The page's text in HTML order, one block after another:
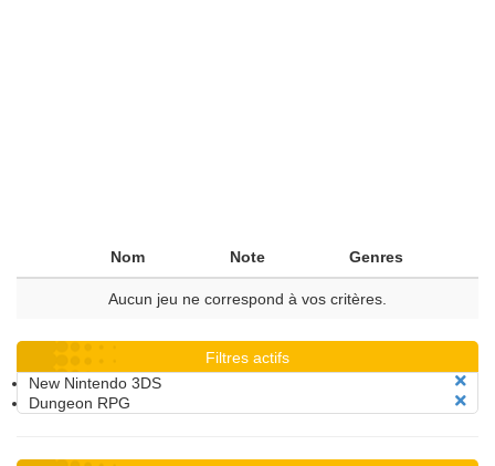
Nom Note Genres
Aucun jeu ne correspond à vos critères.
Filtres actifs
New Nintendo 3DS
Dungeon RPG